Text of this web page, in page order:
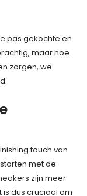
pas gekochte en
maar hoe
zorgen, we
touch van
met de
zijn meer
dus cruciaal om